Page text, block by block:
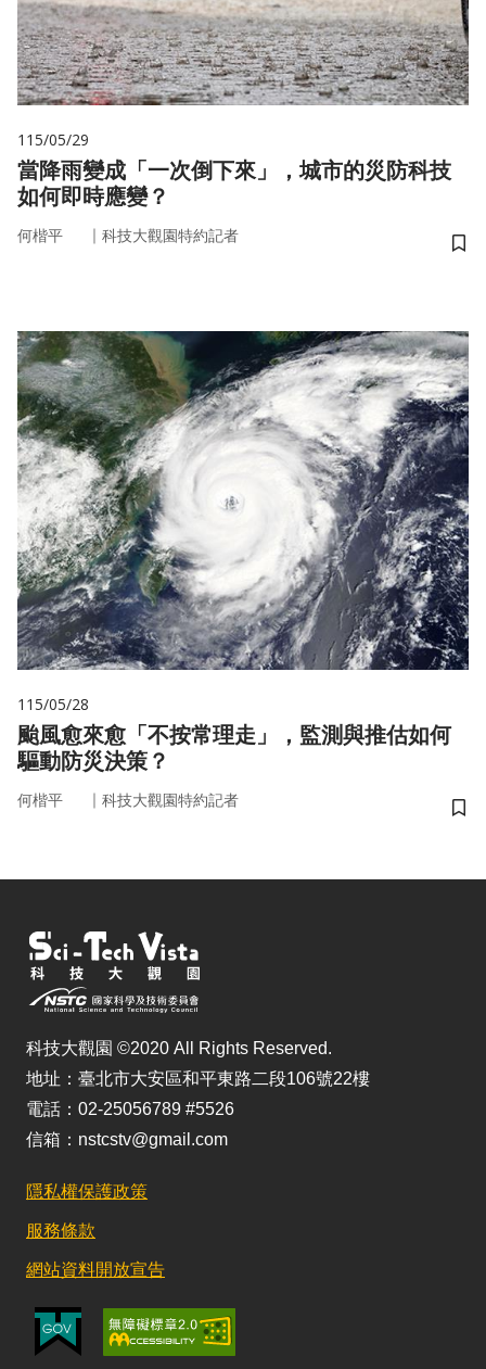
115/05/29
當降雨變成「一次倒下來」，城市的災防科技
如何即時應變？
何楷平 ｜ 科技大觀園特約記者
儲
115/05/28
颱風愈來愈「不按常理走」，監測與推估如何
驅動防災決策？
何楷平 ｜ 科技大觀園特約記者
儲
科技大觀園 ©2020 All Rights Reserved.
地址：臺北市大安區和平東路二段106號22樓
電話：02-25056789 #5526
信箱：nstcstv@gmail.com
隱私權保護政策
服務條款
網站資料開放宣告